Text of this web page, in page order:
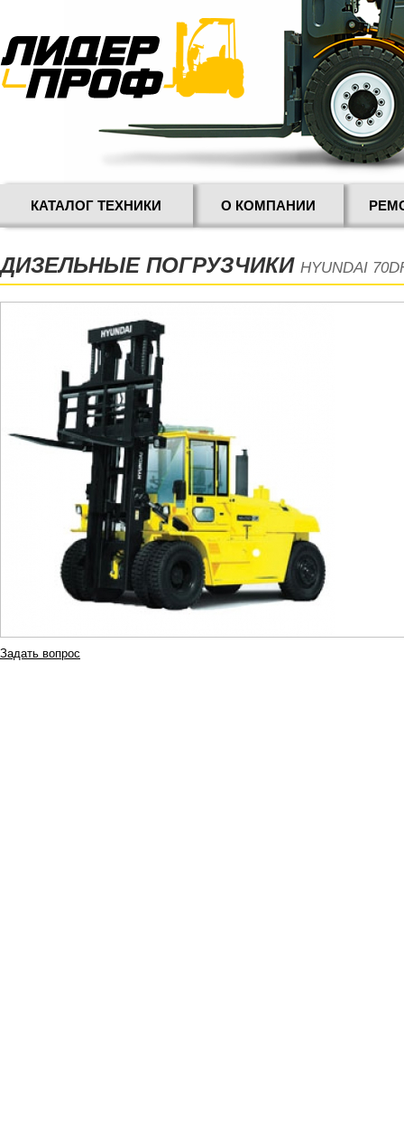
КАТАЛОГ ТЕХНИКИ О КОМПАНИИ
ДИЗЕЛЬНЫЕ ПОГРУЗЧИКИ HYUNDAI
Задать вопрос